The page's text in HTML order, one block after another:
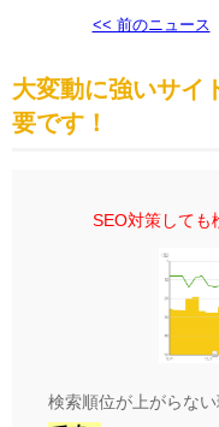
<< 前のニュース
大変動に強いサイ
要です！
SEO対策して
検索順位が上がらない